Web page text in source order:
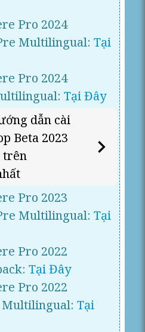
Pro 2024
Multilingual:Tại
Pro 2024
Tại Đây
dẫn cài
Beta 2023
trên
Pro 2023
Multilingual:Tại
Pro 2022
Tại Đây
Pro 2022
Multilingual:Tại